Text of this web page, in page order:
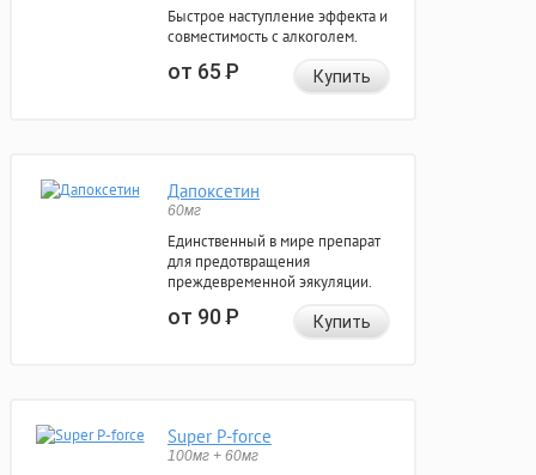
Быстрое наступление эффекта и
совместимость с алкоголем.
от 65Р Купить
Дапоксетин
60мг
Единственный в мире препарат
для предотвращения
преждевременной эякуляции.
от 90Р Купить
Super P-force
100мг + 60мг